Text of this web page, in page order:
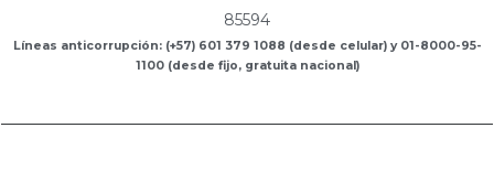
85594
Líneas anticorrupción: (+57) 601 379 1088 (desde celular) y 01-8000-95-
1100 (desde fijo, gratuita nacional)